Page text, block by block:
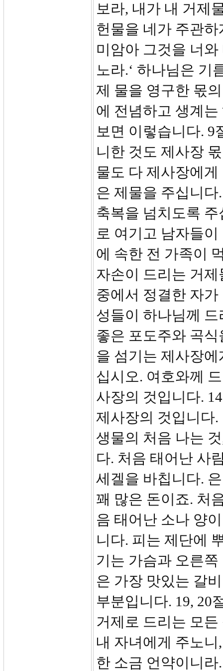
보라, 내가 내 거제
헌물을 네가 주관
미암아 그것을 너
노라.‘ 하나님은 기
제 물을 영구한 몫
에 전념하고 생계
보면 이렇습니다. 9
니한 것도 제사장
물도 다 제사장에
은 제물을 주십니
축복을 넘치도록
로 여기고 남자들
에 속한 전 가족이
자손이 드리는 거
중에서 정결한 자
성들이 하나님께
좋은 포도주와 곡
을 섬기는 제사장
십시오. 여호와께
사장의 것입니다.
제사장의 것입니다
생물의 처음 나는
다. 처음 태어난 사
세겔을 바칩니다.
꽤 많은 돈이죠. 처
음 태어난 소나 양
니다. 피는 제단에
기는 가슴과 오른
은 가장 맛있는 갈
부분입니다. 19, 20
거제로 드리는 모
내 자녀에게 주노
한 소금 언약이니